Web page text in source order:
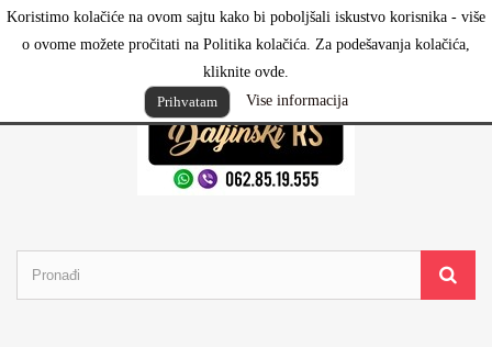
Koristimo kolačiće na ovom sajtu kako bi poboljšali iskustvo korisnika - više
o ovome možete pročitati na Politika kolačića. Za podešavanja kolačića,
kliknite ovde.
Prihvatam
Vise informacija
Prijavi se